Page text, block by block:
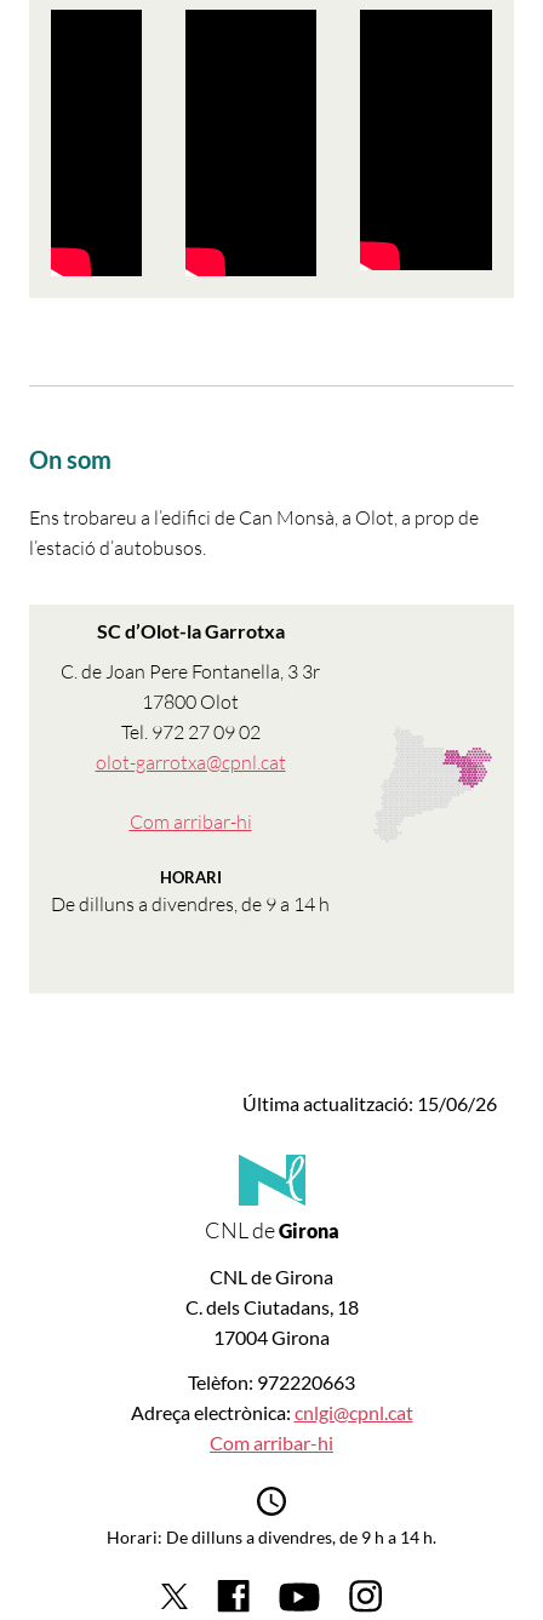
On som
Ens trobareu a l’edifici de Can Monsà, a Olot, a prop de
l’estació d’autobusos.
SC d’Olot-la Garrotxa
C. de Joan Pere Fontanella, 3 3r
17800 Olot
Tel. 972 27 09 02
olot-garrotxa@cpnl.cat
Com arribar-hi
HORARI
De dilluns a divendres, de 9 a 14 h
Última actualització: 15/06/26
CNL deGirona
CNL de Girona
C. dels Ciutadans, 18
17004 Girona
Telèfon: 972220663
Adreça electrònica: cnlgi@cpnl.cat
Com arribar-hi
Horari: De dilluns a divendres, de 9 h a 14 h.